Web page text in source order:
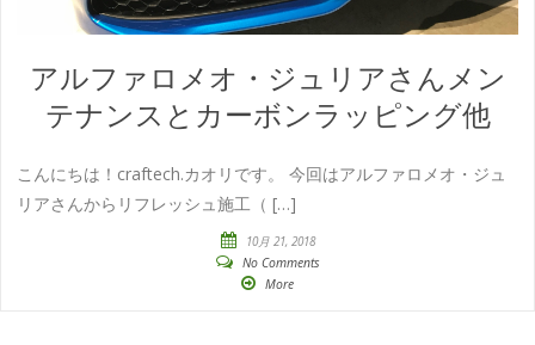
アルファロメオ・ジュリアさんメン
テナンスとカーボンラッピング他
こんにちは！craftech.カオリです。 今回はアルファロメオ・ジュ
リアさんからリフレッシュ施工（ […]
10月 21, 2018
No Comments
More